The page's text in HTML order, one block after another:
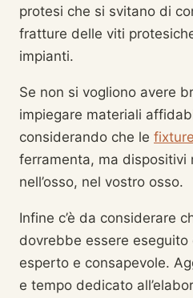
protesi che si svitano di
fratture delle viti
impianti.
Se non si vogliono avere
impiegare materiali
considerando che le
ferramenta, ma dispositivi
nell’osso, nel vostro osso.
Infine c’è da considerare
dovrebbe essere
esperto e consapevole.
e tempo dedicato